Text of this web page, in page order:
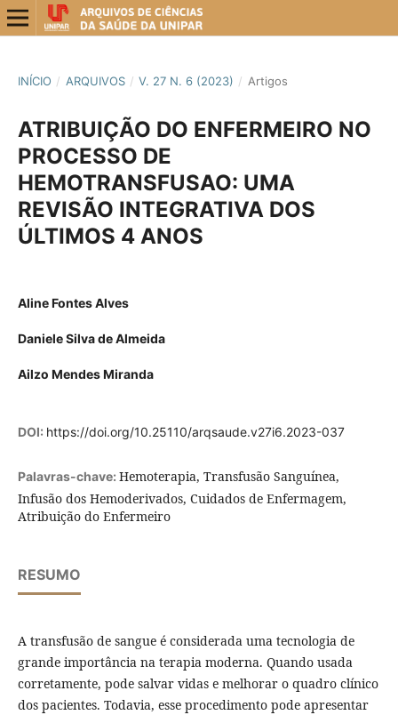
INÍCIO / ARQUIVOS / V. 27 N. 6 (2023) / Artigos
ATRIBUIÇÃO DO ENFERMEIRO NO
PROCESSO DE
HEMOTRANSFUSAO: UMA
REVISÃO INTEGRATIVA DOS
ÚLTIMOS 4 ANOS
Aline Fontes Alves
Daniele Silva de Almeida
Ailzo Mendes Miranda
DOI: https://doi.org/10.25110/arqsaude.v27i6.2023-037
Palavras-chave: Hemoterapia, Transfusão Sanguínea,
Infusão dos Hemoderivados, Cuidados de Enfermagem,
Atribuição do Enfermeiro
RESUMO
A transfusão de sangue é considerada uma tecnologia de
grande importância na terapia moderna. Quando usada
corretamente, pode salvar vidas e melhorar o quadro clínico
dos pacientes. Todavia, esse procedimento pode apresentar